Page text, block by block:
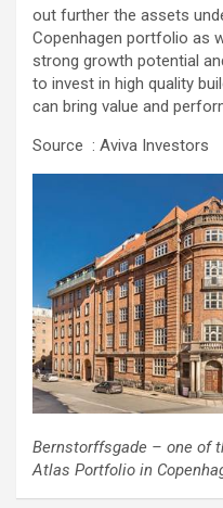
out further the assets
Copenhagen portfolio as
strong growth potential
to invest in high quality
can bring value and
Source : Aviva Investors
Bernstorffsgade – one of
Atlas Portfolio in